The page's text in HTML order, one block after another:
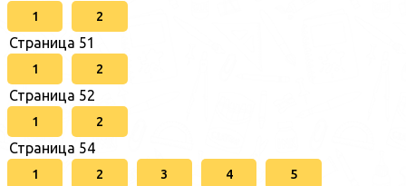
1 2
Страница 51
1 2
Страница 52
1 2
Страница 54
1 2 3 4 5